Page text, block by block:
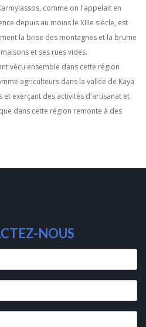
comme on l'appelait en
depuis au moins le XIIIe siècle, est
la brise des montagnes et la brume
et ses rues vides.
vécu ensemble dans cette région
agriculteurs dans la vallée de Kaya
et exerçant des activités d'artisanat et
dans cette région remonte à des
NOUS